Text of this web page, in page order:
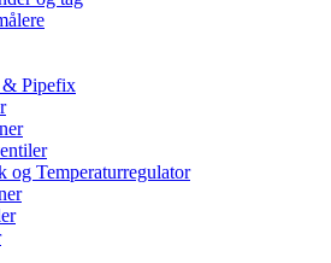
& Pipefix
og Temperaturregulator